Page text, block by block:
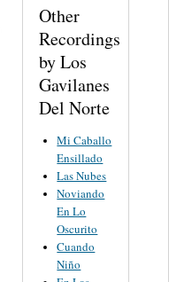
Other
Recordings
by Los
Gavilanes
Del Norte
Mi Caballo
Ensillado
Las Nubes
Noviando
En Lo
Oscurito
Cuando
Niño